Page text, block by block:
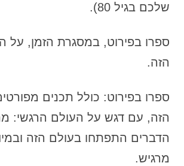
שלכם בגיל 80).
ספרו בפירוט, במסגרת הזמן, על
הזה.
ספרו בפירוט: כולל תכנים
הזה, עם דגש על העולם הרגשי:
הדברים התפתחו בעולם הזה
מרגיש.